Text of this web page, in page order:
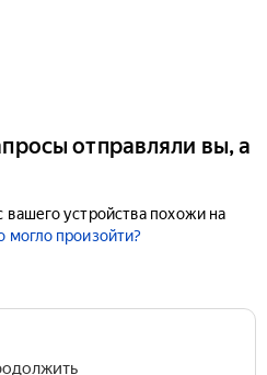
отправляли вы, а
устройства похожи на
могло произойти?